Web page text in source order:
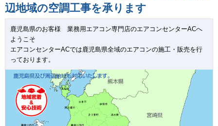
辺地域の空調工事を承ります
鹿児島県のお客様 業務用エアコン専門店のエアコンセンターACへ
ようこそ
エアコンセンターACでは鹿児島県全域のエアコンの施工・販売を行
っております。